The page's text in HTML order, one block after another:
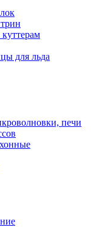
для льда
печи